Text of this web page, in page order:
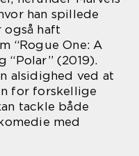
han spillede
også haft
“Rogue One: A
“Polar” (2019).
alsidighed ved at
for forskellige
tackle både
med